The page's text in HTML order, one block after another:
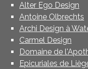
Alter Ego Design
Antoine Olbrechts
Archi Design à
Carmel Design
Domaine de
Epicuriales de